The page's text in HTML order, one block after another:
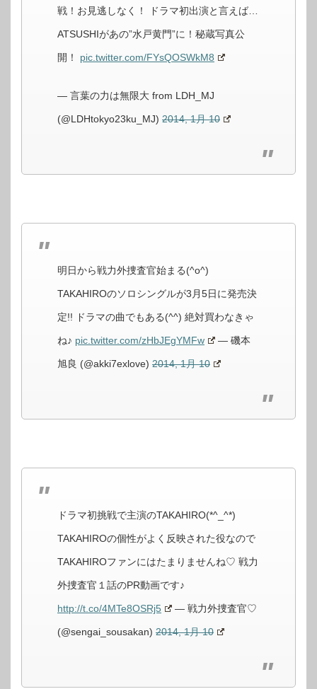
戦！お見逃しなく！ ドラマ初出演と言えば…
ATSUSHIがあの”水戸黄門”に！秘蔵写真公
開！ pic.twitter.com/FYsQOSWkM8
— 言葉の力は無限大 from LDH_MJ
(@LDHtokyo23ku_MJ) 2014, 1月 10
明日から戦力外捜査官始まる(^o^)
TAKAHIROのソロシングルが3月5日に発売決
定!! ドラマの曲でもある(^^) 絶対買わなきゃ
ね♪ pic.twitter.com/zHbJEgYMFw — 磯本
旭良 (@akki7exlove) 2014, 1月 10
ドラマ初挑戦で主演のTAKAHIRO(*^_^*)
TAKAHIROの個性がよく反映された役なので
TAKAHIROファンにはたまりませんね♡ 戦力
外捜査官１話のPR動画です♪
http://t.co/4MTe8OSRj5 — 戦力外捜査官♡
(@sengai_sousakan) 2014, 1月 10